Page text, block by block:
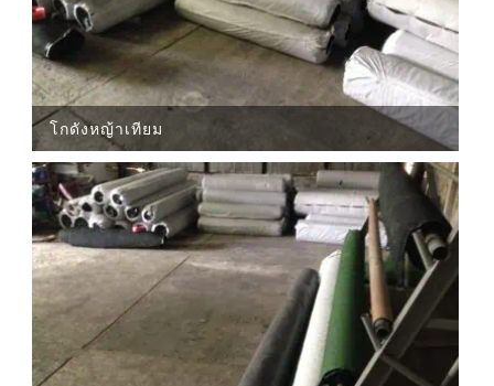
โกดังหญ้าเทียม